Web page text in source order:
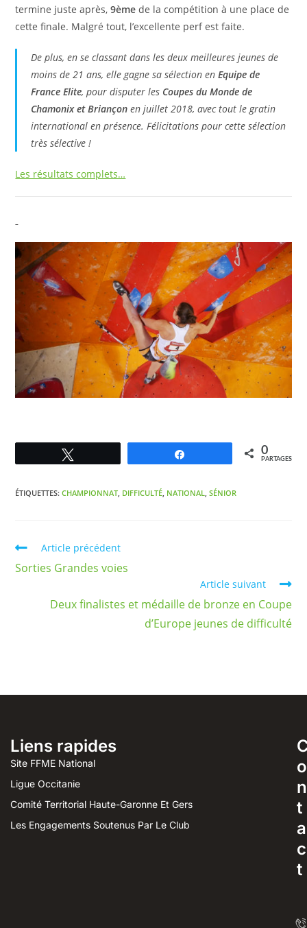
termine juste après,9ème de la compétition à une place de
cette finale. Malgré tout, l’excellente perf est faite.
De plus, en se classant dans les deux meilleures jeunes de
moins de 21 ans, elle gagne sa sélection enEquipe de
France Elite, pour disputer les Coupes du Monde de
Chamonix et Briançon en juillet 2018, avec tout le gratin
international en présence. Félicitations pour cette sélection
très sélective !
Les résultats complets…
0
PARTAGES
ÉTIQUETTES:CHAMPIONNAT DIFFICULTÉ NATIONAL SÉNIOR
Article précédent
Sorties Grandes voies
Article suivant
Deux finalistes et médaille de bronze en Coupe
d’Europe jeunes de difficulté
Liens rapides
Site FFME National
Ligue Occitanie
Comité Territorial Haute-Garonne Et Gers
Les Engagements Soutenus Par Le Club
o
n
t
a
c
t